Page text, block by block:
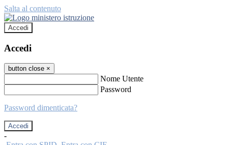
Salta al contenuto
Accedi
Accedi
button close ×
Nome Utente
Password
Password dimenticata?
-